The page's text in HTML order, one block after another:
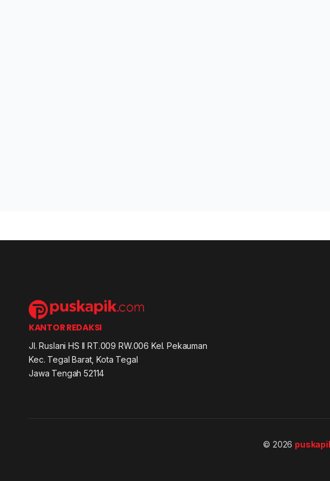
KANTOR REDAKSI
Jl. Ruslani HS II RT.009 RW.006 Kel. Pekauman
Kec. Tegal Barat, Kota Tegal
Jawa Tengah 52114
© 2026